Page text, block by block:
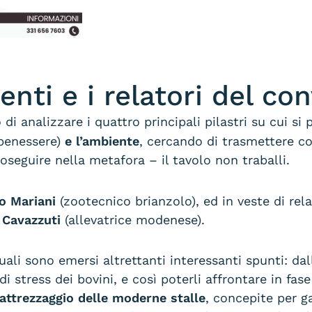
e i relatori del
di analizzare i quattro principali pilastri su cui si
e l’ambiente, cercando di trasmettere
nella metafora – il tavolo non traballi.
Mariani (zootecnico brianzolo), ed in veste di
(allevatrice modenese).
sono emersi altrettanti interessanti spunti:
stress dei bovini, e così poterli affrontare in
delle moderne stalle, concepite per